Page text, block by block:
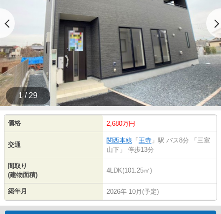
1 / 29
価格 2,680万円
交通
関西本線 「 王寺 」駅 バス8分 「三室
山下」 停歩13分
間取り
(建物面積)
4LDK(101.25㎡)
築年月 2026年 10月(予定)